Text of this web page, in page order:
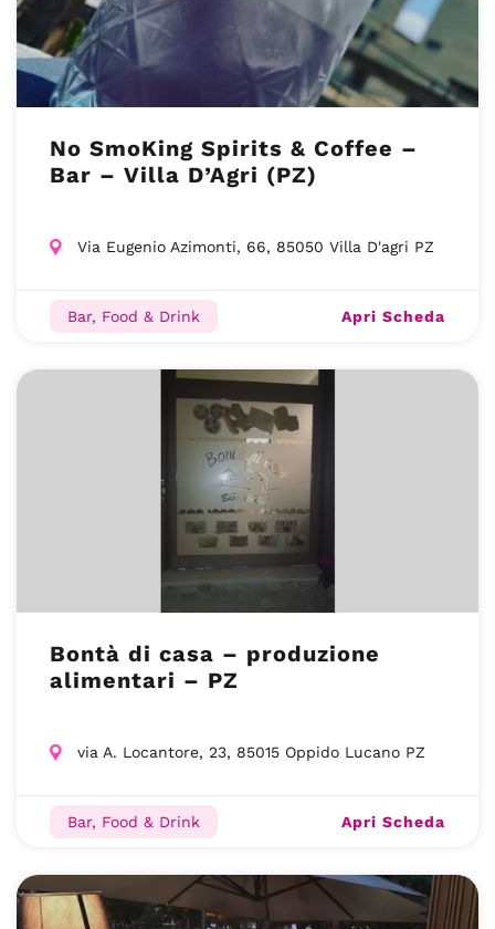
No SmoKing Spirits & Coffee –
Bar – Villa D’Agri (PZ)
Via Eugenio Azimonti, 66, 85050 Villa D'agri PZ
Bar, Food & Drink Apri Scheda
Bontà di casa – produzione
alimentari – PZ
via A. Locantore, 23, 85015 Oppido Lucano PZ
Bar, Food & Drink Apri Scheda